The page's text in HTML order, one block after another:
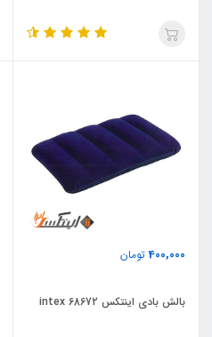
400,000تومان
بالش بادی اینتکس intex 68672